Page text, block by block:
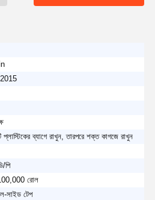
প্লাস্টিকের ব্যাগে রাখুন, তারপরে শক্ত কাগজে রাখুন
পি
রোল
সাইড টেপ